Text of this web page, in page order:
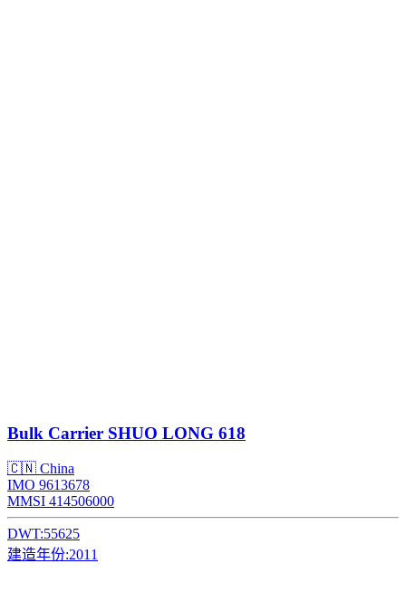
Bulk Carrier SHUO LONG 618
🇨🇳 China
IMO 9613678
MMSI 414506000
DWT:55625
建造年份:2011